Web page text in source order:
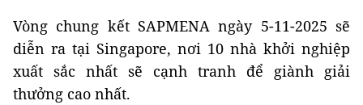
Vòng chung kết SAPMENA ngày 5-11-2025 sẽ
diễn ra tại Singapore, nơi 10 nhà khởi nghiệp
xuất sắc nhất sẽ cạnh tranh để giành giải
thưởng cao nhất.